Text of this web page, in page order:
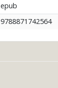
epub
9788871742564